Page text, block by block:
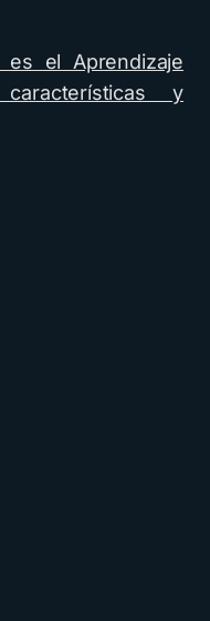
es el Aprendizaje
y